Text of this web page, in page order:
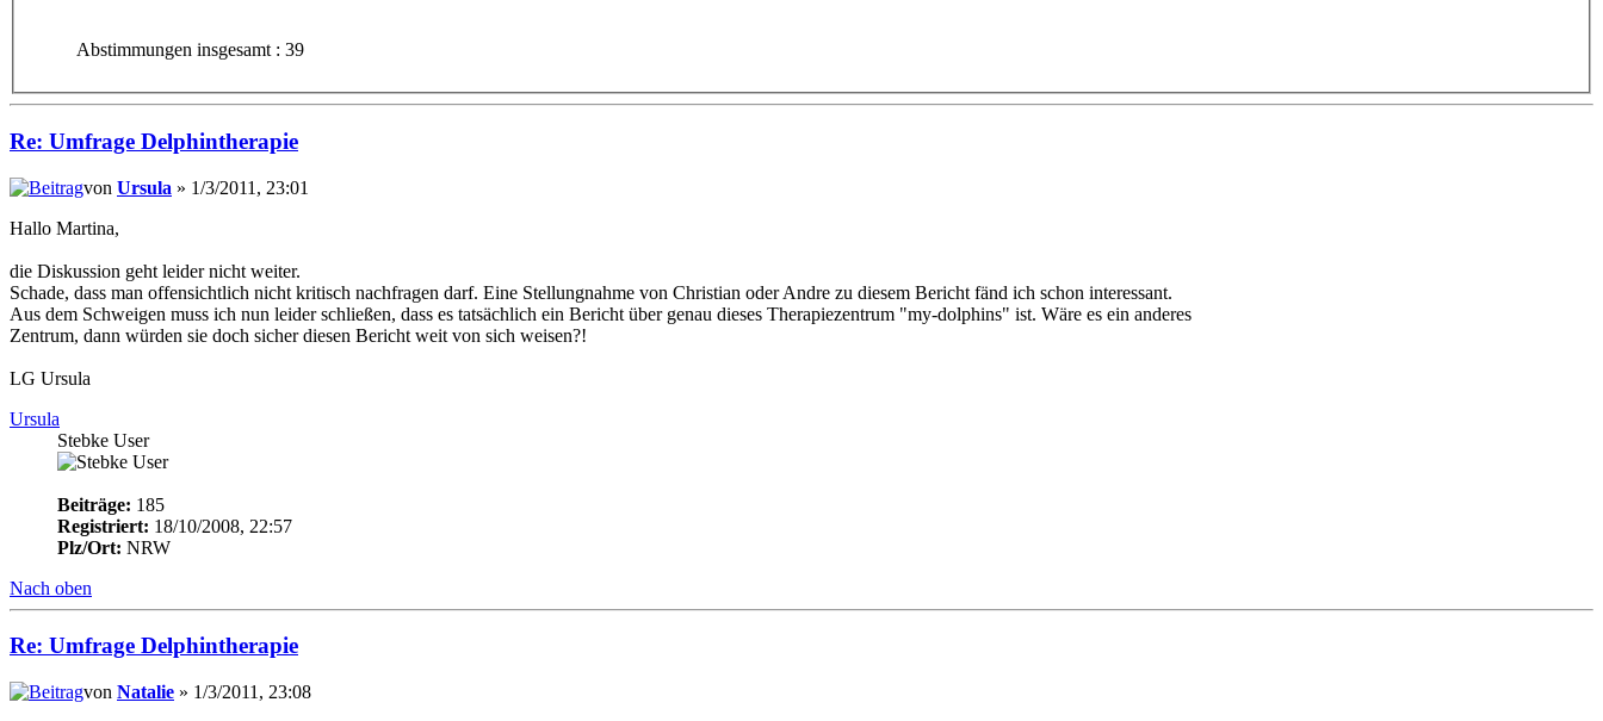
Abstimmungen insgesamt : 39
Re: Umfrage Delphintherapie
von Ursula » 1/3/2011, 23:01
Hallo Martina,
die Diskussion geht leider nicht weiter.
Schade, dass man offensichtlich nicht kritisch nachfragen darf. Eine Stellungnahme von Christian oder Andre zu diesem Bericht fänd ich schon interessant.
Aus dem Schweigen muss ich nun leider schließen, dass es tatsächlich ein Bericht über genau dieses Therapiezentrum "my-dolphins" ist. Wäre es ein anderes
Zentrum, dann würden sie doch sicher diesen Bericht weit von sich weisen?!
LG Ursula
Ursula
Stebke User
Beiträge: 185
Registriert: 18/10/2008, 22:57
Plz/Ort: NRW
Nach oben
Re: Umfrage Delphintherapie
von Natalie » 1/3/2011, 23:08